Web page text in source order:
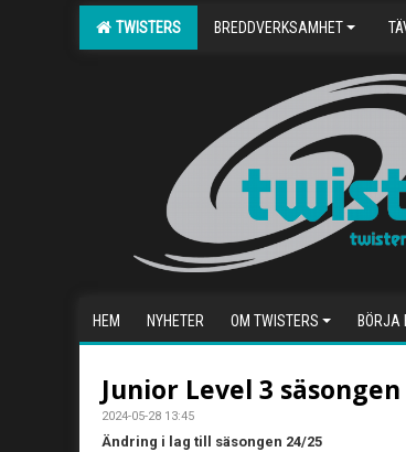
TWISTERS BREDDVERKSAMHET
HEM NYHETER OM TWISTERS BÖRJA
Junior Level 3
2024-05-28 13:45
Ändring i lag till säsongen 24/25